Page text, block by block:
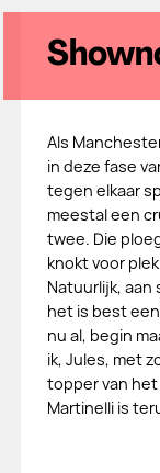
Als
in deze fase
tegen elkaar
meestal een
twee. Die
knokt voor
Natuurlijk, aan
het is best
nu al, begin
ik, Jules, met
topper van het
Martinelli is